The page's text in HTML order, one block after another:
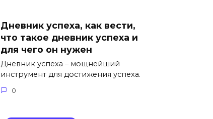
Дневник успеха, как вести,
что такое дневник успеха и
для чего он нужен
Дневник успеха – мощнейший
инструмент для достижения успеха.
0